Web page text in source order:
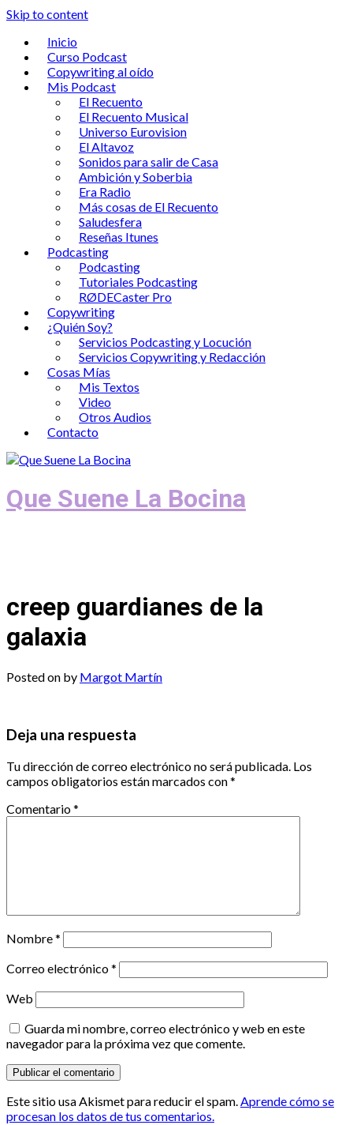
Skip to content
Inicio
Curso Podcast
Copywriting al oído
Mis Podcast
El Recuento
El Recuento Musical
Universo Eurovision
El Altavoz
Sonidos para salir de Casa
Ambición y Soberbia
Era Radio
Más cosas de El Recuento
Saludesfera
Reseñas Itunes
Podcasting
Podcasting
Tutoriales Podcasting
RØDECaster Pro
Copywriting
¿Quién Soy?
Servicios Podcasting y Locución
Servicios Copywriting y Redacción
Cosas Mías
Mis Textos
Video
Otros Audios
Contacto
Que Suene La Bocina
creep guardianes de la
galaxia
Posted on by Margot Martín
Deja una respuesta
Tu dirección de correo electrónico no será publicada. Los
campos obligatorios están marcados con*
Comentario*
Nombre*
Correo electrónico*
Web
Guarda mi nombre, correo electrónico y web en este
navegador para la próxima vez que comente.
Este sitio usa Akismet para reducir el spam.Aprende cómo se
procesan los datos de tus comentarios.